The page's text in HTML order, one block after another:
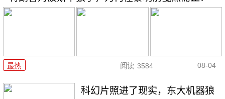
最热 阅读 3584 08-04
科幻片照进了现实，东大机器狼